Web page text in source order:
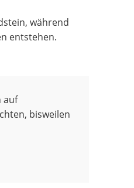
während
entstehen.
auf
bisweilen